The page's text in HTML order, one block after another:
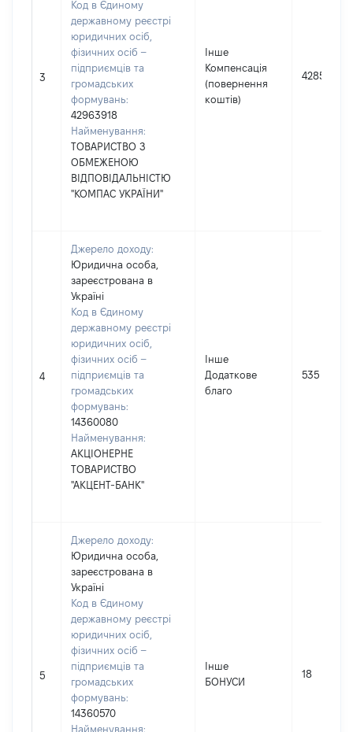
3
Код в Єдиному
державному реєстрі
юридичних осіб,
фізичних осіб –
підприємців та
громадських
формувань:
42963918
Найменування:
ТОВАРИСТВО З
ОБМЕЖЕНОЮ
ВІДПОВІДАЛЬНІСТЮ
"КОМПАС УКРАЇНИ"
Інше
Компенсація
(повернення
коштів)
4285
4
Джерело доходу:
Юридична особа,
зареєстрована в
Україні
Код в Єдиному
державному реєстрі
юридичних осіб,
фізичних осіб –
підприємців та
громадських
формувань:
14360080
Найменування:
АКЦІОНЕРНЕ
ТОВАРИСТВО
"АКЦЕНТ-БАНК"
Інше
Додаткове
благо
535
5
Джерело доходу:
Юридична особа,
зареєстрована в
Україні
Код в Єдиному
державному реєстрі
юридичних осіб,
фізичних осіб –
підприємців та
громадських
формувань:
14360570
Найменування:
Інше
БОНУСИ
18